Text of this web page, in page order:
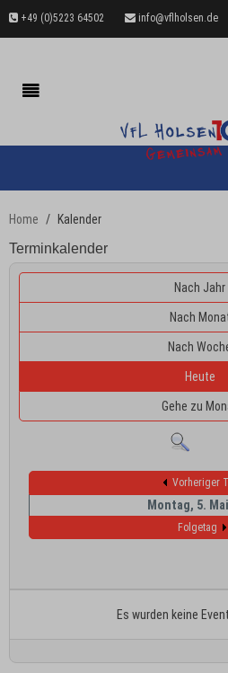
+49 (0)5223 64502 info@vflholsen.de
Home Kalender
Terminkalender
Nach Jahr
Nach
Nach
Heute
Gehe zu
Vorheriger
Montag, 5.
Folgetag
Es wurden keine